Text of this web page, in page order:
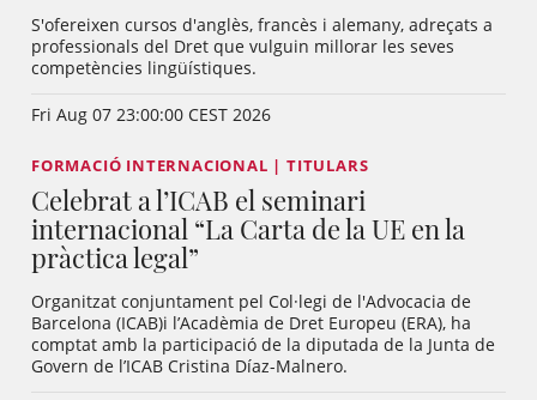
S'ofereixen cursos d'anglès, francès i alemany, adreçats a
professionals del Dret que vulguin millorar les seves
competències lingüístiques.
Fri Aug 07 23:00:00 CEST 2026
FORMACIÓ INTERNACIONAL | TITULARS
Celebrat a l’ICAB el seminari
internacional “La Carta de la UE en la
pràctica legal”
Organitzat conjuntament pel Col·legi de l'Advocacia de
Barcelona (ICAB)i l’Acadèmia de Dret Europeu (ERA), ha
comptat amb la participació de la diputada de la Junta de
Govern de l’ICAB Cristina Díaz-Malnero.